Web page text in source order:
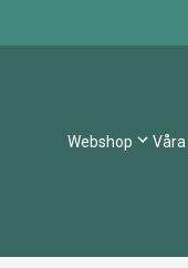
Webshop